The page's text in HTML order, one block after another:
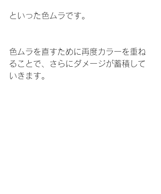
といった色ムラです。
色ムラを直すために再度カラーを重ね
ることで、さらにダメージが蓄積して
いきます。